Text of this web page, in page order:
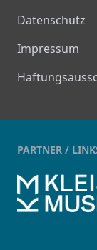
Datenschutz
Impressum
PARTNER /